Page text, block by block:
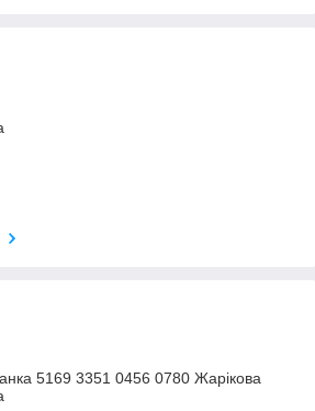
5169 3351 0456 0780 Жарікова